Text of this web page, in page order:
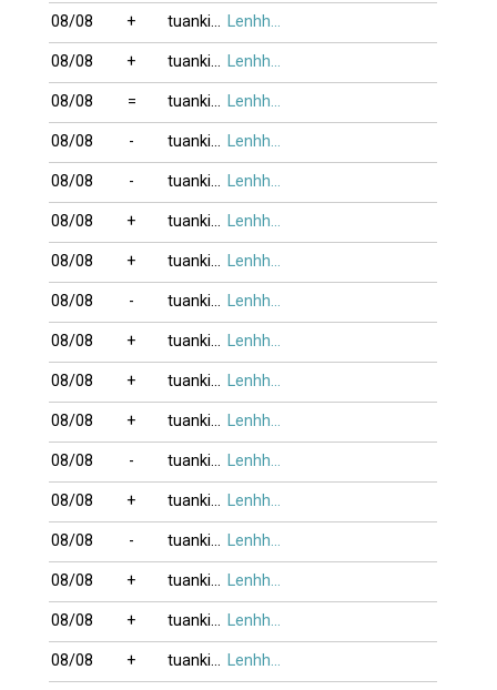
08/08 + tuankim Lenhho_xung
08/08 + tuankim Lenhho_xung
08/08 = tuankim Lenhho_xung
08/08 - tuankim Lenhho_xung
08/08 - tuankim Lenhho_xung
08/08 + tuankim Lenhho_xung
08/08 + tuankim Lenhho_xung
08/08 - tuankim Lenhho_xung
08/08 + tuankim Lenhho_xung
08/08 + tuankim Lenhho_xung
08/08 + tuankim Lenhho_xung
08/08 - tuankim Lenhho_xung
08/08 + tuankim Lenhho_xung
08/08 - tuankim Lenhho_xung
08/08 + tuankim Lenhho_xung
08/08 + tuankim Lenhho_xung
08/08 + tuankim Lenhho_xung